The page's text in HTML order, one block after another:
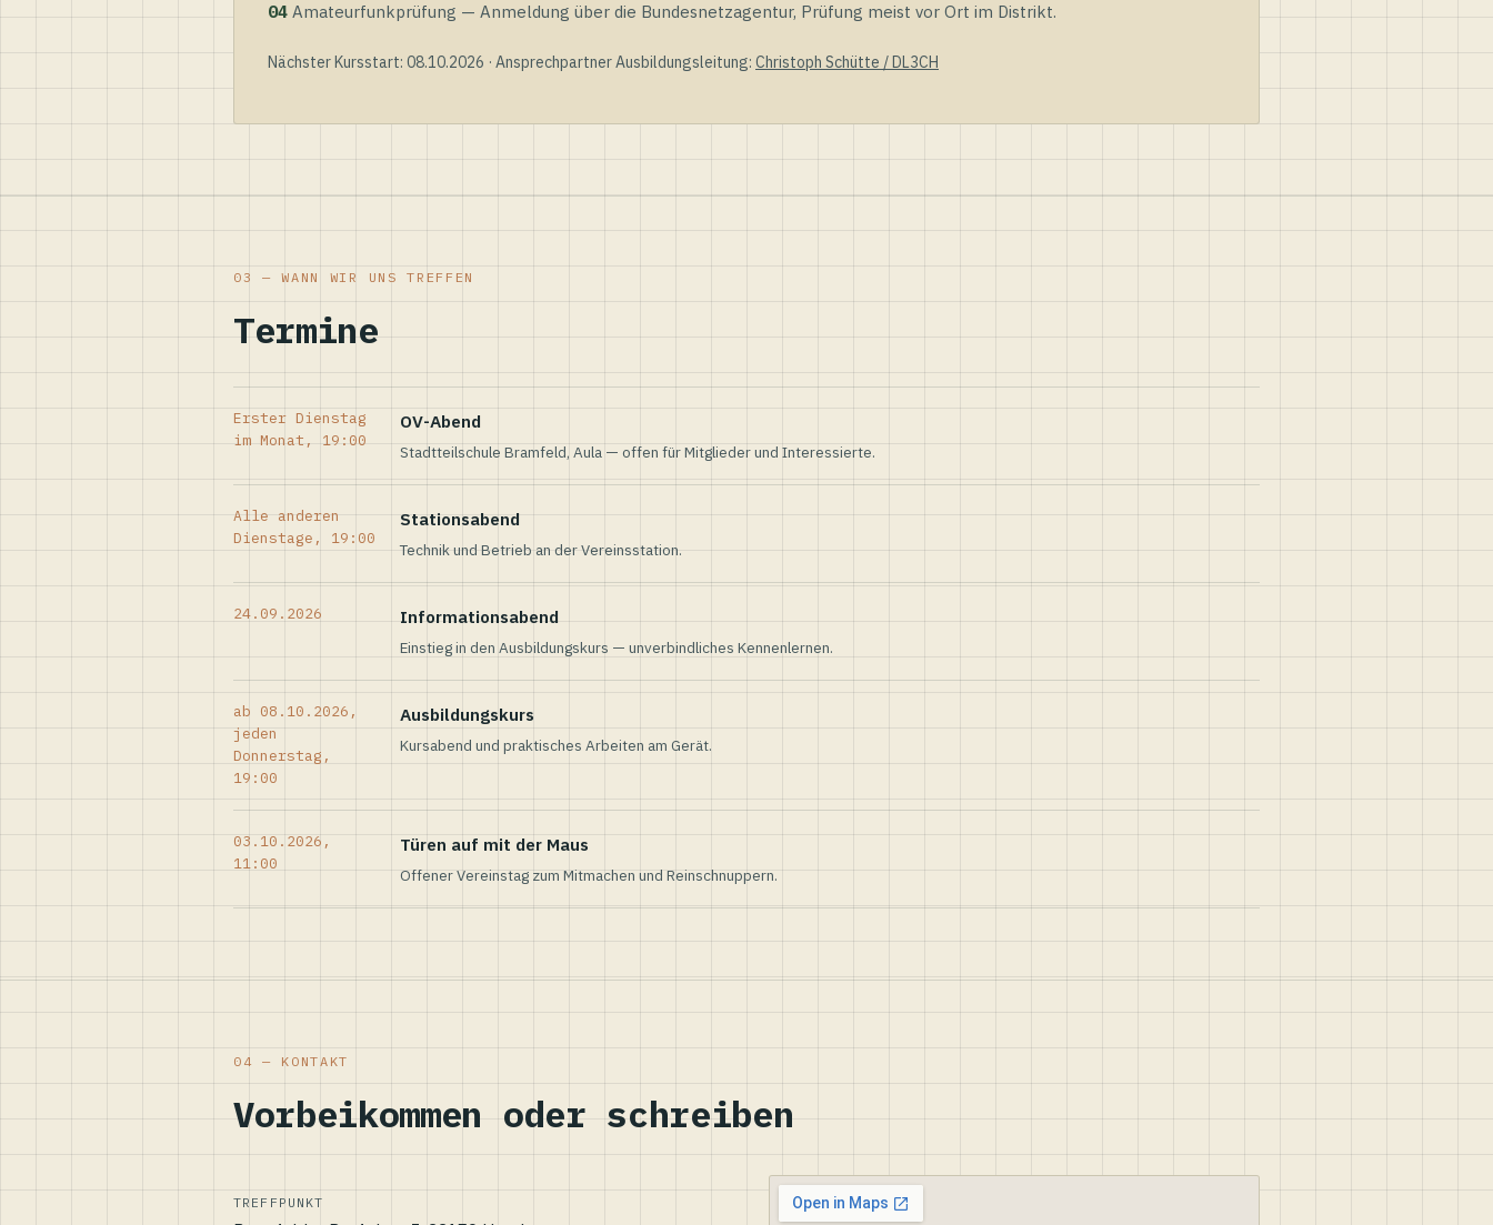
04 Amateurfunkprüfung — Anmeldung über die Bundesnetzagentur, Prüfung meist vor Ort im Distrikt.
Nächster Kursstart: 08.10.2026 · Ansprechpartner Ausbildungsleitung: Christoph Schütte / DL3CH
03 — WANN WIR UNS TREFFEN
Termine
Erster Dienstag
im Monat, 19:00
OV-Abend
Stadtteilschule Bramfeld, Aula — offen für Mitglieder und Interessierte.
Alle anderen
Dienstage, 19:00
Stationsabend
Technik und Betrieb an der Vereinsstation.
24.09.2026 Informationsabend
Einstieg in den Ausbildungskurs — unverbindliches Kennenlernen.
ab 08.10.2026,
jeden
Donnerstag,
19:00
Ausbildungskurs
Kursabend und praktisches Arbeiten am Gerät.
03.10.2026,
11:00
Türen auf mit der Maus
Offener Vereinstag zum Mitmachen und Reinschnuppern.
04 — KONTAKT
Vorbeikommen oder schreiben
TREFFPUNKT